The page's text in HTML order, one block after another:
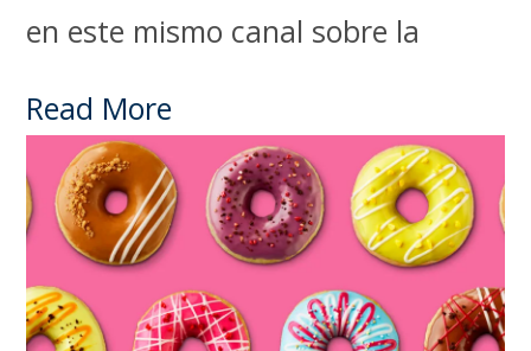
en este mismo canal sobre la
Read More